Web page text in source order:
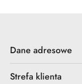
Dane adresowe
Strefa klienta